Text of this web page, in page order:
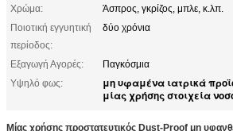
Χρώμα:
Άσπρος, γκρίζος, μπλε, κ.λπ.
Ποιοτική εγγυητική
περίοδος:
δύο χρόνια
Εξαγωγή Αγορές:
Παγκόσμια
Υψηλό φως:
μη υφαμένα ιατρικά
μίας χρήσης στοιχεία
Μίας χρήσης προστατευτικός Dust-Proof μη